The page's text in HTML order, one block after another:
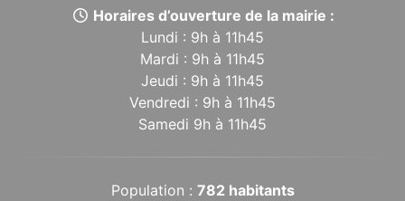
Horaires d’ouverture de la mairie :
Lundi : 9h à 11h45
Mardi : 9h à 11h45
Jeudi : 9h à 11h45
Vendredi : 9h à 11h45
Samedi 9h à 11h45
Population : 782 habitants